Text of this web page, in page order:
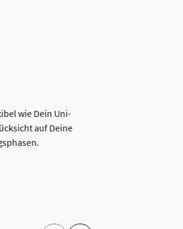
wie Dein Uni-
auf Deine